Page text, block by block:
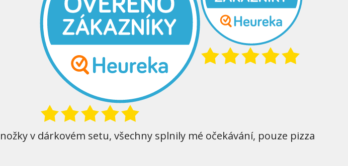
v dárkovém setu, všechny splnily mé očekávání, pouze pizza